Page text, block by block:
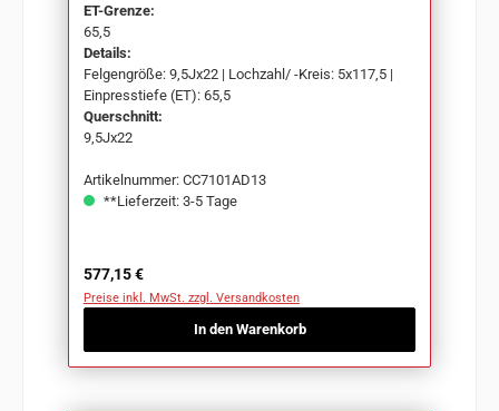
ET-Grenze:
65,5
Details:
Felgengröße: 9,5Jx22 | Lochzahl/ -Kreis: 5x117,5 |
Einpresstiefe (ET): 65,5
Querschnitt:
9,5Jx22
Artikelnummer: CC7101AD13
**Lieferzeit: 3-5 Tage
Regulärer Preis:
577,15 €
Preise inkl. MwSt. zzgl. Versandkosten
In den Warenkorb